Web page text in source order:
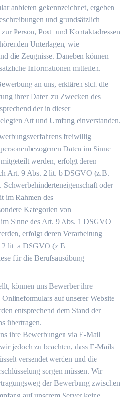
anbieten gekennzeichnet, ergeben
und grundsätzlich
Person, Post- und Kontaktadressen
Unterlagen, wie
die Zeugnisse. Daneben können
Informationen mitteilen.
an uns, erklären sich die
ihrer Daten zu Zwecken des
der in dieser
Art und Umfang einverstanden.
freiwillig
Daten im Sinne
werden, erfolgt deren
Art. 9 Abs. 2 lit. b DSGVO (z.B.
Schwerbehinderteneigenschaft oder
im Rahmen des
Kategorien von
im Sinne des Art. 9 Abs. 1 DSGVO
erfolgt deren Verarbeitung
2 lit. a DSGVO (z.B.
für die Berufsausübung
können uns Bewerber ihre
auf unserer Website
entsprechend dem Stand der
übertragen.
ihre Bewerbungen via E-Mail
jedoch zu beachten, dass E-Mails
versendet werden und die
sorgen müssen. Wir
der Bewerbung zwischen
auf unserem Server keine